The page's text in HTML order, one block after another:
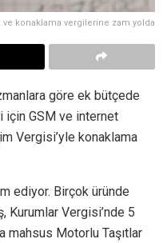
ve konaklama vergilerine zam yolda
göre ek bütçede
için GSM ve internet
Vergisi’yle konaklama
ediyor. Birçok üründe
Kurumlar Vergisi’nde 5
mahsus Motorlu Taşıtlar